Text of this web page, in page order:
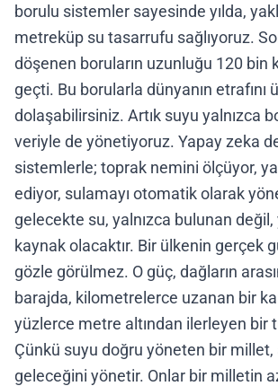
borulu sistemler sayesinde yılda,
metreküp su tasarrufu sağlıyoruz.
döşenen boruların uzunluğu 120 bin
geçti. Bu borularla dünyanın etrafını
dolaşabilirsiniz. Artık suyu yalnızca
veriyle de yönetiyoruz. Yapay zeka
sistemlerle; toprak nemini ölçüyor,
ediyor, sulamayı otomatik olarak
gelecekte su, yalnızca bulunan
kaynak olacaktır. Bir ülkenin gerçek
gözle görülmez. O güç, dağların
barajda, kilometrelerce uzanan bir
yüzlerce metre altından ilerleyen bir
Çünkü suyu doğru yöneten bir millet,
geleceğini yönetir. Onlar bir milletin